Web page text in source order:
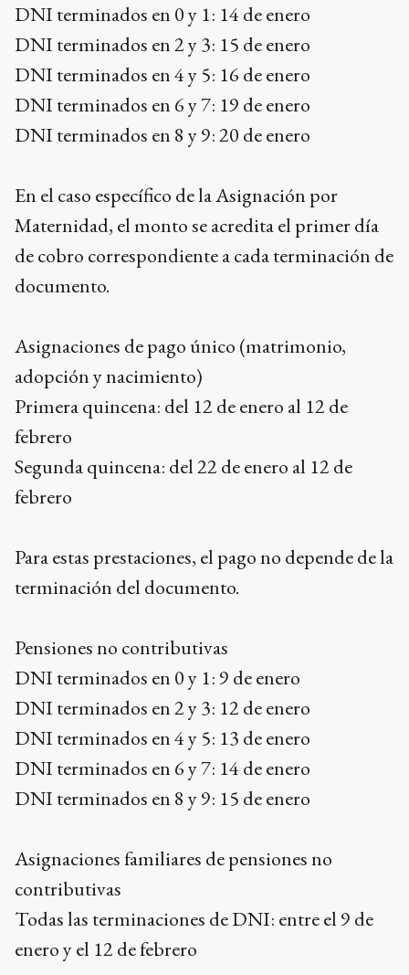
DNI terminados en 0 y 1: 14 de enero
DNI terminados en 2 y 3: 15 de enero
DNI terminados en 4 y 5: 16 de enero
DNI terminados en 6 y 7: 19 de enero
DNI terminados en 8 y 9: 20 de enero
En el caso específico de la Asignación por
Maternidad, el monto se acredita el primer día
de cobro correspondiente a cada terminación de
documento.
Asignaciones de pago único (matrimonio,
adopción y nacimiento)
Primera quincena: del 12 de enero al 12 de
febrero
Segunda quincena: del 22 de enero al 12 de
febrero
Para estas prestaciones, el pago no depende de la
terminación del documento.
Pensiones no contributivas
DNI terminados en 0 y 1: 9 de enero
DNI terminados en 2 y 3: 12 de enero
DNI terminados en 4 y 5: 13 de enero
DNI terminados en 6 y 7: 14 de enero
DNI terminados en 8 y 9: 15 de enero
Asignaciones familiares de pensiones no
contributivas
Todas las terminaciones de DNI: entre el 9 de
enero y el 12 de febrero